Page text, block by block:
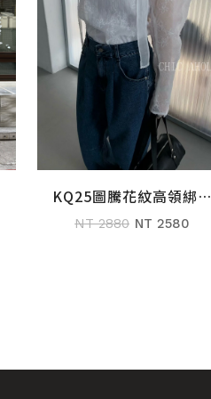
加入購物車
KQ25圖騰花紋高領綁脖
透肌衣
NT 2880 NT 2580